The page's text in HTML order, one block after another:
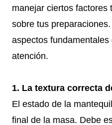
manejar ciertos factores
sobre tus
aspectos
atención.
1. La textura correcta
El estado de la
final de la masa. Debe